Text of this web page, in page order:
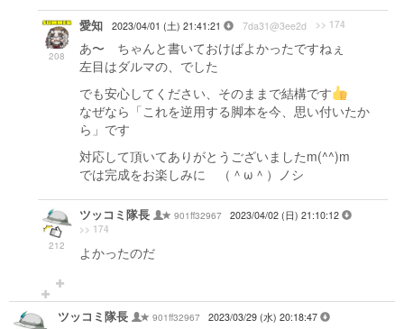
208
愛知 2023/04/01 (土) 21:41:21 7da31@3ee2d >> 174
あ〜 ちゃんと書いておけばよかったですねぇ
左目はダルマの、でした
でも安心してください、そのままで結構です
なぜなら「これを逆用する脚本を今、思い付いたか
ら」です
対応して頂いてありがとうございましたm(^^)m
では完成をお楽しみに （＾ω＾）ノシ
212
ツッコミ隊長 901ff32967 2023/04/02 (日) 21:10:12
>> 174
よかったのだ
ツッコミ隊長 901ff32967 2023/03/29 (水) 20:18:47